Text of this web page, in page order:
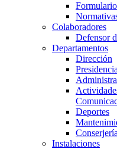
Colaboradores
Defensor
Departamentos
Dirección
Presidencia
Deportes
Conserjería
Instalaciones